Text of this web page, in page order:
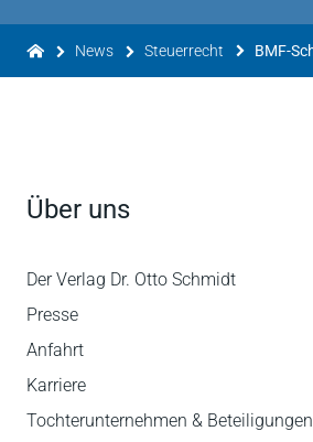
News Steuerrecht
Über uns
Der Verlag Dr. Otto Schmidt
Presse
Anfahrt
Karriere
Tochterunternehmen & Beteiligungen